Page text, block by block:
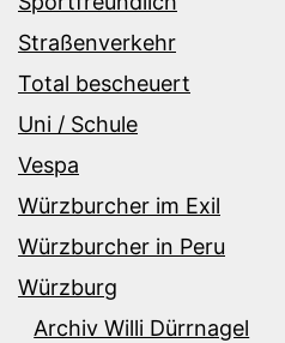
Straßenverkehr
Total bescheuert
Uni / Schule
Vespa
Würzburcher im Exil
Würzburcher in Peru
Würzburg
Archiv Willi Dürrnagel